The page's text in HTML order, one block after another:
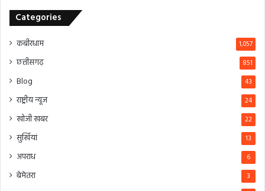
Categories
कबीरधाम 1,057
छत्तीसगढ़ 851
Blog 43
राष्ट्रीय न्यूज 24
खोजी खबर 22
सुर्खियां 13
अपराध 6
बेमेतरा 3